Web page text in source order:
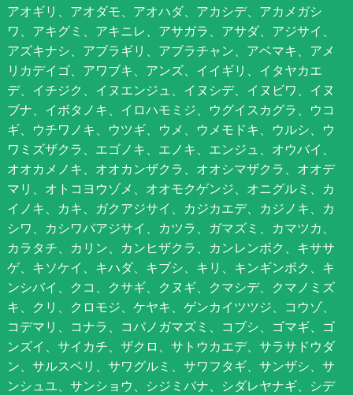
アオギリ、アオダモ、アオハダ、アカシデ、アカメガシ
ワ、アキグミ、アキニレ、アサガラ、アサダ、アジサイ、
アズキナシ、アブラギリ、アブラチャン、アベマキ、アメ
リカデイゴ、アワブキ、アンズ、イイギリ、イタヤカエ
デ、イチジク、イヌエンジュ、イヌシデ、イヌビワ、イヌ
ブナ、イボタノキ、イロハモミジ、ウグイスカグラ、ウコ
ギ、ウチワノキ、ウツギ、ウメ、ウメモドキ、ウルシ、ウ
ワミズザクラ、エゴノキ、エノキ、エンジュ、オウバイ、
オオカメノキ、オオカンザクラ、オオシマザクラ、オオデ
マリ、オトコヨウゾメ、オオモクゲンジ、オニグルミ、カ
イノキ、カキ、ガクアジサイ、カジカエデ、カジノキ、カ
シワ、カシワバアジサイ、カツラ、ガマズミ、カマツカ、
カラタチ、カリン、カンヒザクラ、カンレンボク、キササ
ゲ、キソケイ、キハダ、キブシ、キリ、キンギンボク、キ
ンシバイ、クコ、クサギ、クヌギ、クマシデ、クマノミズ
キ、クリ、クロモジ、ケヤキ、ゲンカイツツジ、コウゾ、
コデマリ、コナラ、コバノガマズミ、コブシ、ゴマギ、ゴ
ンズイ、サイカチ、ザクロ、サトウカエデ、サラサドウダ
ン、サルスベリ、サワグルミ、サワフタギ、サンザシ、サ
ンシュユ、サンショウ、シジミバナ、シダレヤナギ、シデ